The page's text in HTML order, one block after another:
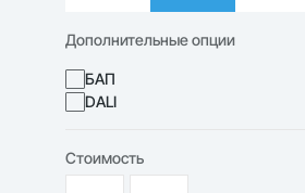
Дополнительные опции
БАП
DALI
Стоимость